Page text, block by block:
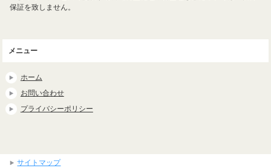
保証を致しません。
メニュー
ホーム
お問い合わせ
プライバシーポリシー
サイトマップ